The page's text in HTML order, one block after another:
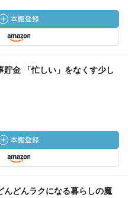
貯金 「忙しい」をなくす少し
んどんラクになる暮らしの魔